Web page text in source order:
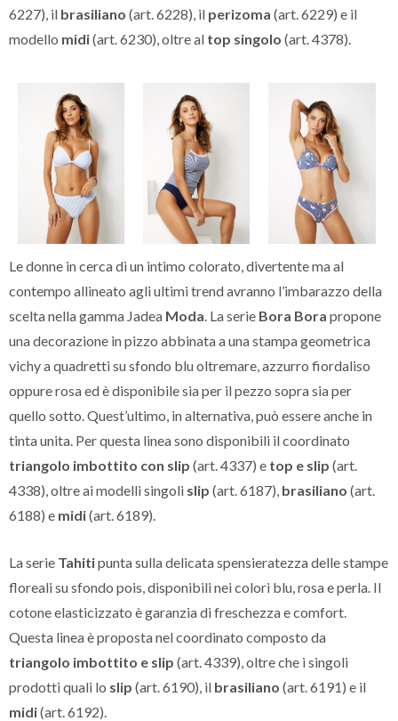
6227), il brasiliano (art. 6228), il perizoma (art. 6229) e il
modello midi(art. 6230), oltre al top singolo (art. 4378).
Le donne in cerca di un intimo colorato, divertente ma al
contempo allineato agli ultimi trend avranno l’imbarazzo della
scelta nella gamma Jadea Moda . La serie Bora Bora propone
una decorazione in pizzo abbinata a una stampa geometrica
vichy a quadretti su sfondo blu oltremare, azzurro fiordaliso
oppure rosa ed è disponibile sia per il pezzo sopra sia per
quello sotto. Quest’ultimo, in alternativa, può essere anche in
tinta unita. Per questa linea sono disponibili il coordinato
triangolo imbottito con slip (art. 4337) e top e slip (art.
4338), oltre ai modelli singoli slip (art. 6187), brasiliano (art.
6188) e midi(art. 6189).
La serie Tahitipunta sulla delicata spensieratezza delle stampe
floreali su sfondo pois, disponibili nei colori blu, rosa e perla. Il
cotone elasticizzato è garanzia di freschezza e comfort.
Questa linea è proposta nel coordinato composto da
triangolo imbottito e slip (art. 4339), oltre che i singoli
prodotti quali lo slip (art. 6190), il brasiliano (art. 6191) e il
midi(art. 6192).